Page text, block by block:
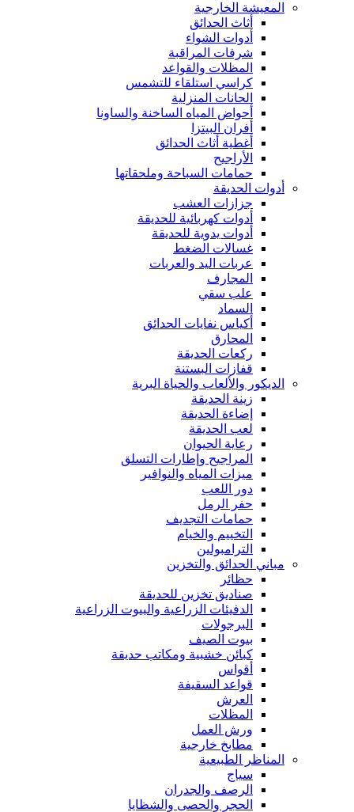
المعيشة الخارجية
أثاث الحدائق
أدوات الشواء
شرفات المراقبة
المظلات والقواعد
كراسي استلقاء للتشمس
الحانات المنزلية
أحواض المياه الساخنة والساونا
أفران البيتزا
أغطية أثاث الحدائق
الأراجيح
حمامات السباحة وملحقاتها
أدوات الحديقة
جزازات العشب
أدوات كهربائية للحديقة
أدوات يدوية للحديقة
غسالات الضغط
عربات اليد والعربات
المجارف
علب سقي
السماد
أكياس نفايات الحدائق
المحارق
ركعات الحديقة
قفازات البستنة
الديكور والألعاب والحياة البرية
زينة الحديقة
إضاءة الحديقة
لعب الحديقة
رعاية الحيوان
المراجيح وإطارات التسلق
ميزات المياه والنوافير
دور اللعب
حفر الرمل
حمامات التجديف
التخييم والخيام
الترامبولين
مباني الحدائق والتخزين
حظائر
صناديق تخزين للحديقة
الدفيئات الزراعية والبيوت الزراعية
البرجولات
بيوت الصيف
كبائن خشبية ومكاتب حديقة
أقواس
قواعد السقيفة
العرش
المظلات
ورش العمل
مطابخ خارجية
المناظر الطبيعية
سياج
الرصف والجدران
الحجر والحصى والشظايا